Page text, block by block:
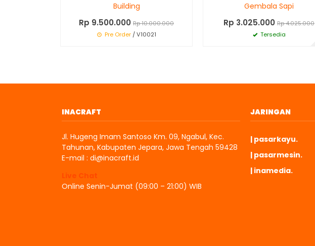
Building
Rp 9.500.000 Rp 10.000.000
Pre Order/ V10021
Gembala Sapi
Rp 3.025.000 Rp 4.025.000
Tersedia
INACRAFT
Jl. Hugeng Imam Santoso Km. 09, Ngabul, Kec.
Tahunan, Kabupaten Jepara, Jawa Tengah 59428
E-mail : di@inacraft.id
Live Chat
Online Senin-Jumat (09:00 – 21:00) WIB
JARINGAN
| pasarkayu.
| pasarmesin.
| inamedia.